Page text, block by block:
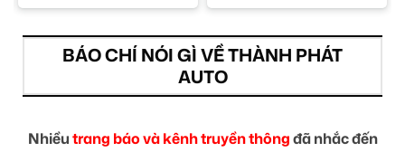
BÁO CHÍ NÓI GÌ VỀ THÀNH PHÁT
AUTO
Nhiềutrang báo và kênh truyền thôngđã nhắc đến